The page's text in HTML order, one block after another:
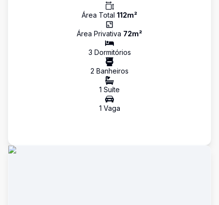
Área Total 112m²
Área Privativa 72m²
3 Dormitórios
2 Banheiros
1 Suíte
1 Vaga